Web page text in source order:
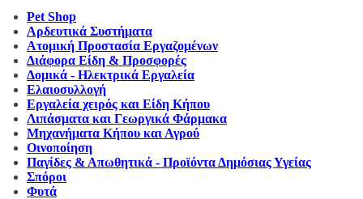
Pet Shop
Αρδευτικά Συστήματα
Ατομική Προστασία Εργαζομένων
Διάφορα Είδη & Προσφορές
Δομικά - Ηλεκτρικά Εργαλεία
Ελαιοσυλλογή
Εργαλεία χειρός και Είδη Κήπου
Λιπάσματα και Γεωργικά Φάρμακα
Μηχανήματα Κήπου και Αγρού
Οινοποίηση
Παγίδες & Απωθητικά - Προϊόντα Δημόσιας Υγείας
Σπόροι
Φυτά